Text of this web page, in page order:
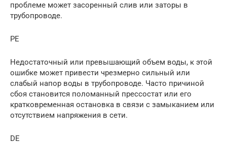
проблеме может засоренный слив или заторы в
трубопроводе.
PE
Недостаточный или превышающий объем воды, к этой
ошибке может привести чрезмерно сильный или
слабый напор воды в трубопроводе. Часто причиной
сбоя становится поломанный прессостат или его
кратковременная остановка в связи с замыканием или
отсутствием напряжения в сети.
DE